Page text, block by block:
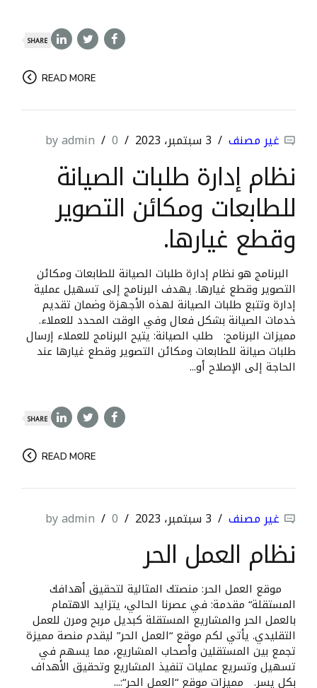
SHARE
READ MORE
غير مصنف 3 سبتمبر، 2023 by admin 0
نظام إدارة طلبات الصيانة
للطابعات ومكائن التصوير
وقطع غيارها.
البرنامج هو نظام إدارة طلبات الصيانة للطابعات ومكائن
التصوير وقطع غيارها. يهدف البرنامج إلى تسهيل عملية
إدارة وتتبع طلبات الصيانة لهذه الأجهزة وضمان تقديم
خدمات الصيانة بشكل فعال وفي الوقت المحدد للعملاء.
مميزات البرنامج: طلب الصيانة: يتيح البرنامج للعملاء إرسال
طلبات صيانة للطابعات ومكائن التصوير وقطع غيارها عند
الحاجة إلى الإصلاح أو...
SHARE
READ MORE
غير مصنف 3 سبتمبر، 2023 by admin 0
نظام العمل الحر
موقع العمل الحر: منصتك المثالية لتحقيق أهدافك
المستقلة“ مقدمة: في عصرنا الحالي، يتزايد الاهتمام
بالعمل الحر والمشاريع المستقلة كبديل مربح ومرن للعمل
التقليدي. يأتي لكم موقع “العمل الحر” ليقدم منصة مميزة
تجمع بين المستقلين وأصحاب المشاريع، مما يسهم في
تسهيل وتسريع عمليات تنفيذ المشاريع وتحقيق الأهداف
بكل يسر. مميزات موقع “العمل الحر“:...